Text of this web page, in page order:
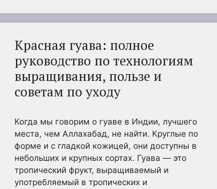
Красная гуава: полное
руководство по технологиям
выращивания, пользе и
советам по уходу
Когда мы говорим о гуаве в Индии, лучшего
места, чем Аллахабад, не найти. Круглые по
форме и с гладкой кожицей, они доступны в
небольших и крупных сортах. Гуава — это
тропический фрукт, выращиваемый и
употребляемый в тропических и